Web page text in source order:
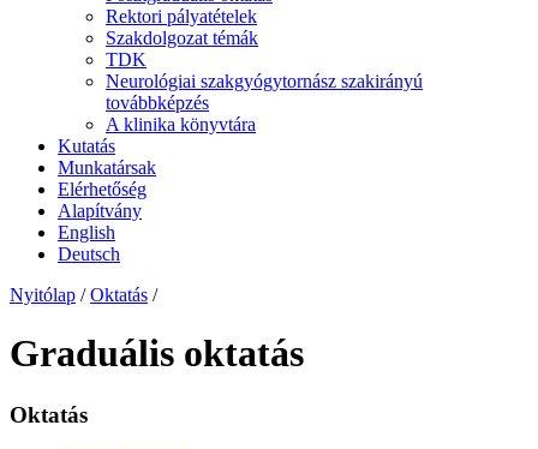
Rektori pályatételek
Szakdolgozat témák
TDK
Neurológiai szakgyógytornász szakirányú
továbbképzés
A klinika könyvtára
Kutatás
Munkatársak
Elérhetőség
Alapítvány
English
Deutsch
Nyitólap / Oktatás /
Graduális oktatás
Oktatás